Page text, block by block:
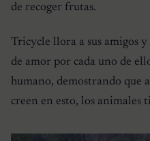
de recoger frutas.
Tricycle llora a sus amigos
de amor por cada uno de
humano, demostrando que
creen en esto, los animales